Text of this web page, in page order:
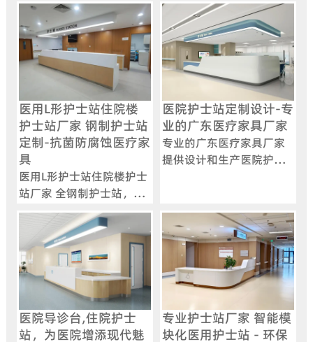
医用L形护士站住院楼
护士站厂家 钢制护士站
定制-抗菌防腐蚀医疗家
具
医用L形护士站住院楼护士
站厂家 全钢制护士站，采
用酸洗磷化工艺，防锈耐
磨，支持模块化组合与智
能化功能扩展。
医院护士站定制设计-专
业的广东医疗家具厂家
专业的广东医疗家具厂家
提供设计和生产医院护士
提供弧形、U型等多样化设
计，支持定制化服务。
医院导诊台,住院护士
站，为医院增添现代魅
专业护士站厂家 智能模
块化医用护士站 - 环保